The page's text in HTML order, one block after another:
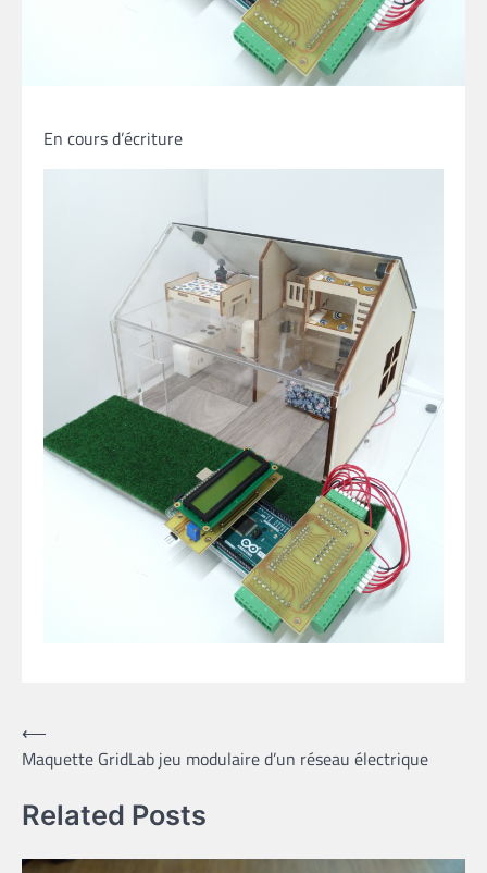
En cours d’écriture
Navigation
de
l’article
⟵
Maquette GridLab jeu modulaire d’un réseau électrique
Related Posts